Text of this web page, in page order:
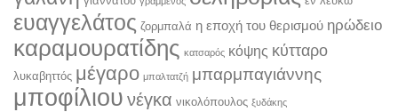
ευαγγελάτος ζορμπαλά η εποχή του θερισμού ηρώδειο
καραμουρατίδης κατσαρός κόψης κύτταρο
λυκαβηττός μέγαρο μπαλτατζή μπαρμπαγιάννης
μποφίλιου νέγκα νικολόπουλος ξυδάκης